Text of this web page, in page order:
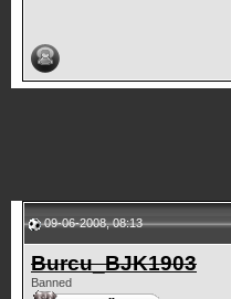
09-06-2008, 08:13
Burcu_BJK1903
Banned